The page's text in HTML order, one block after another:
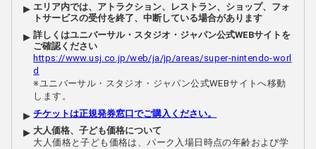
エリア内では、アトラクション、レストラン、ショップ、フォ
トサービスの受付を終了、中断している場合があります
詳しくはユニバーサル・スタジオ・ジャパン公式WEBサイトを
ご確認ください
https://www.usj.co.jp/web/ja/jp/areas/super-nintendo-worl
d
※ユニバーサル・スタジオ・ジャパン公式WEBサイトへ移動
します。
チケットは正規発券窓口でご購入ください。
大人価格、子ども価格について
大人価格と子ども価格は、パーク入場日時点の年齢および学